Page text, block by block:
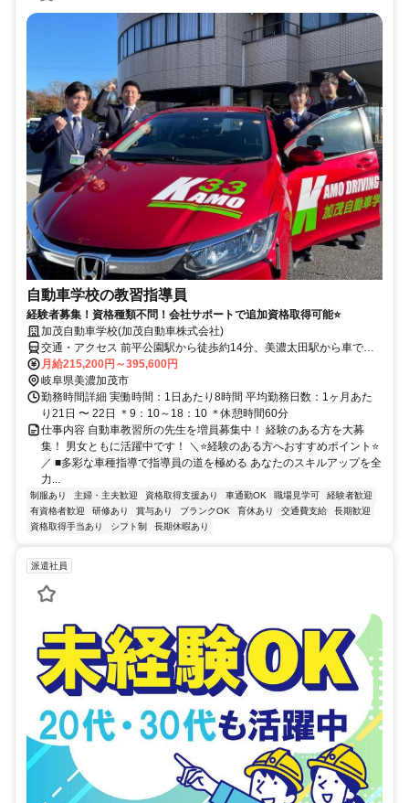
自動車学校の教習指導員
経験者募集！資格種類不問！会社サポートで追加資格取得可能⭐
加茂自動車学校(加茂自動車株式会社)
交通・アクセス 前平公園駅から徒歩約14分、美濃太田駅から車で約7
分、可児駅から車で約18分
月給215,200円～395,600円
岐阜県美濃加茂市
勤務時間詳細 実働時間：1日あたり8時間 平均勤務日数：1ヶ月あた
り21日 〜 22日 ＊9：10～18：10 ＊休憩時間60分
仕事内容 自動車教習所の先生を増員募集中！ 経験のある方を大募
集！ 男女ともに活躍中です！ ＼⭐経験のある方へおすすめポイント⭐
／ ■多彩な車種指導で指導員の道を極める あなたのスキルアップを全
力...
制服あり 主婦・主夫歓迎 資格取得支援あり 車通勤OK 職場見学可
経験者歓迎
有資格者歓迎
研修あり 賞与あり ブランクOK 育休あり 交通費支給
長期歓迎
資格取得手当あり
シフト制 長期休暇あり
派遣社員